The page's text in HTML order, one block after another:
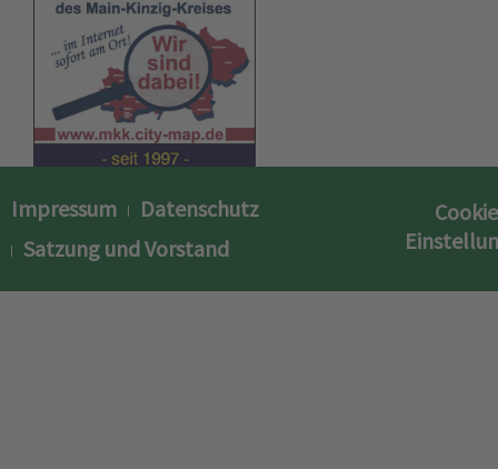
Impressum
Datenschutz
Satzung und Vorstand